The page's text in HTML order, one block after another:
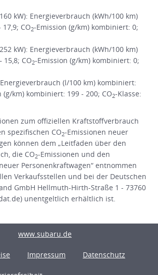
kW): Energieverbrauch (kWh/100 km)
CO2-Emission (g/km) kombiniert: 0;
kW): Energieverbrauch (kWh/100 km)
15,8; CO2-Emission (g/km) kombiniert: 0;
(l/100 km) kombiniert:
(g/km) kombiniert: 199 - 200; CO2-Klasse:
zum offiziellen Kraftstoffverbrauch
spezifischen CO2-Emissionen neuer
können dem „Leitfaden über den
die CO2-Emissionen und den
Personenkraftwagen“ entnommen
Verkaufsstellen und bei der Deutschen
GmbH Hellmuth-Hirth-Straße 1 - 73760
unentgeltlich erhältlich ist.
www.subaru.de
Impressum Datenschutz